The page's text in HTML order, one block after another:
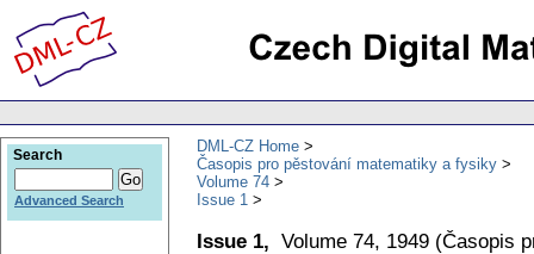
DML-CZ Home
Časopis pro pěstování matematiky a fysiky
Volume 74
Issue 1
Issue 1, Volume 74, 1949 (Časopis
Search
Advanced Search